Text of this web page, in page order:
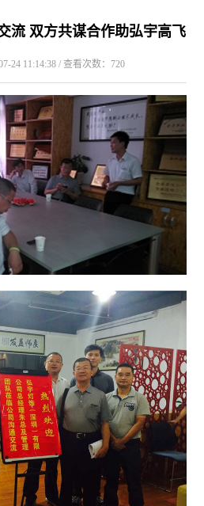
流 双方共谋合作助弘宇高飞
24 11:14:38 / 查看次数：720